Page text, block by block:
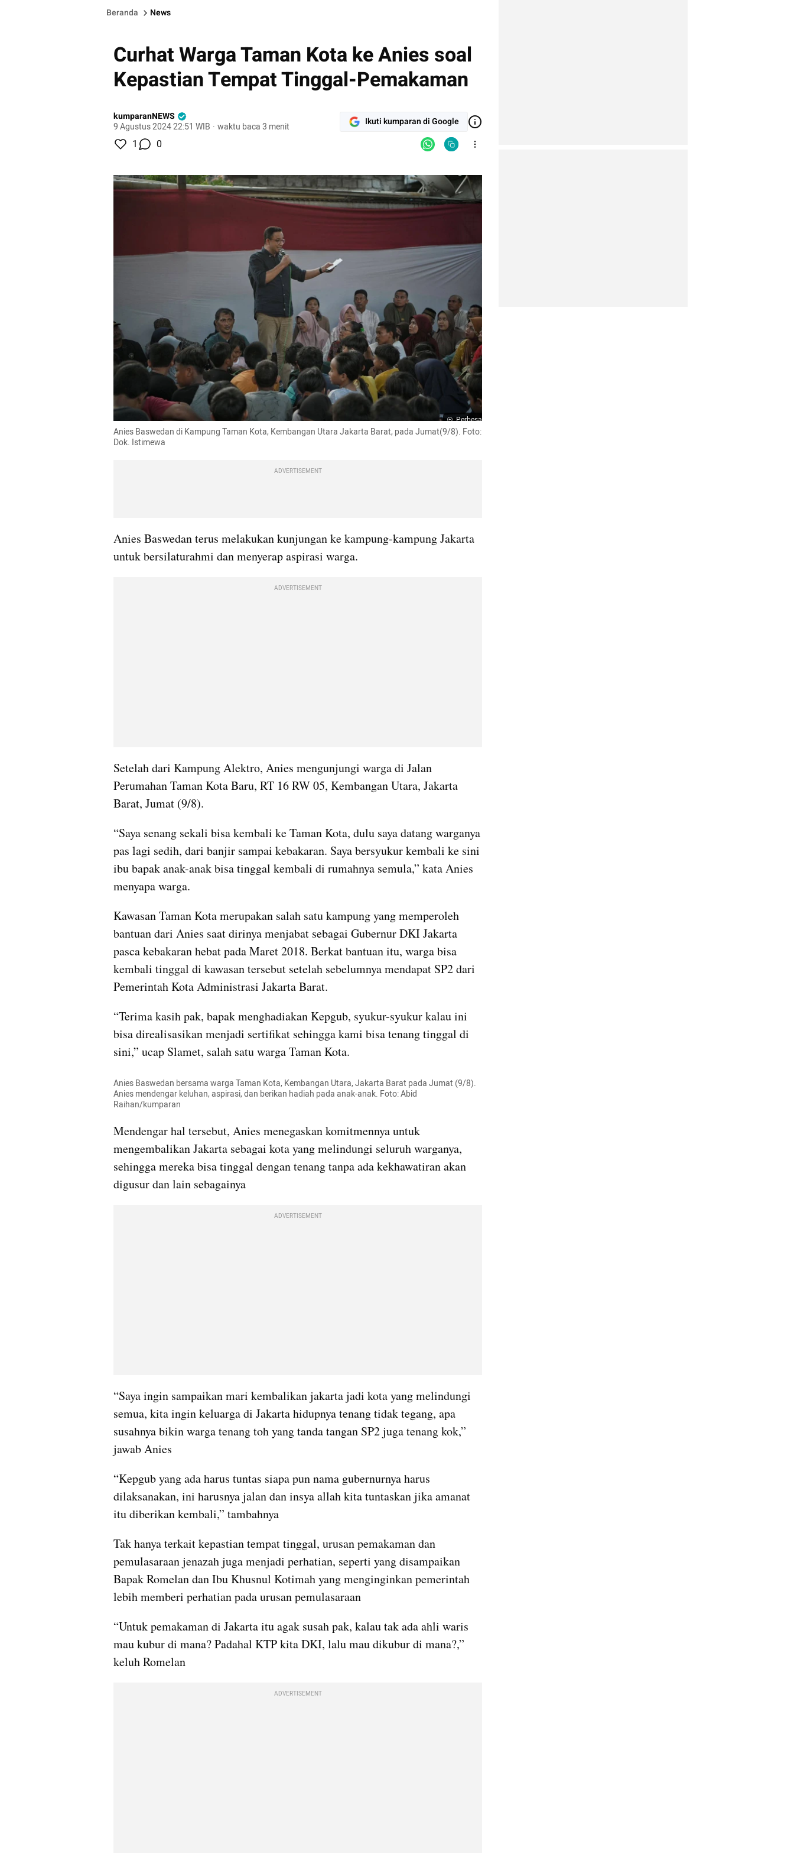
Beranda News
Curhat Warga Taman Kota ke Anies soal
Kepastian Tempat Tinggal-Pemakaman
kumparanNEWS
9 Agustus 2024 22:51 WIB · waktu baca 3 menit Ikuti kumparan di Google
1 0
Perbesar
Anies Baswedan di Kampung Taman Kota, Kembangan Utara Jakarta Barat, pada Jumat(9/8). Foto:
Dok. Istimewa
ADVERTISEMENT
Anies Baswedan terus melakukan kunjungan ke kampung-kampung Jakarta
untuk bersilaturahmi dan menyerap aspirasi warga.
ADVERTISEMENT
Setelah dari Kampung Alektro, Anies mengunjungi warga di Jalan
Perumahan Taman Kota Baru, RT 16 RW 05, Kembangan Utara, Jakarta
Barat, Jumat (9/8).
“Saya senang sekali bisa kembali ke Taman Kota, dulu saya datang warganya
pas lagi sedih, dari banjir sampai kebakaran. Saya bersyukur kembali ke sini
ibu bapak anak-anak bisa tinggal kembali di rumahnya semula,” kata Anies
menyapa warga.
Kawasan Taman Kota merupakan salah satu kampung yang memperoleh
bantuan dari Anies saat dirinya menjabat sebagai Gubernur DKI Jakarta
pasca kebakaran hebat pada Maret 2018. Berkat bantuan itu, warga bisa
kembali tinggal di kawasan tersebut setelah sebelumnya mendapat SP2 dari
Pemerintah Kota Administrasi Jakarta Barat.
“Terima kasih pak, bapak menghadiakan Kepgub, syukur-syukur kalau ini
bisa direalisasikan menjadi sertifikat sehingga kami bisa tenang tinggal di
sini,” ucap Slamet, salah satu warga Taman Kota.
Anies Baswedan bersama warga Taman Kota, Kembangan Utara, Jakarta Barat pada Jumat (9/8).
Anies mendengar keluhan, aspirasi, dan berikan hadiah pada anak-anak. Foto: Abid
Raihan/kumparan
Mendengar hal tersebut, Anies menegaskan komitmennya untuk
mengembalikan Jakarta sebagai kota yang melindungi seluruh warganya,
sehingga mereka bisa tinggal dengan tenang tanpa ada kekhawatiran akan
digusur dan lain sebagainya
ADVERTISEMENT
“Saya ingin sampaikan mari kembalikan jakarta jadi kota yang melindungi
semua, kita ingin keluarga di Jakarta hidupnya tenang tidak tegang, apa
susahnya bikin warga tenang toh yang tanda tangan SP2 juga tenang kok,”
jawab Anies
“Kepgub yang ada harus tuntas siapa pun nama gubernurnya harus
dilaksanakan, ini harusnya jalan dan insya allah kita tuntaskan jika amanat
itu diberikan kembali,” tambahnya
Tak hanya terkait kepastian tempat tinggal, urusan pemakaman dan
pemulasaraan jenazah juga menjadi perhatian, seperti yang disampaikan
Bapak Romelan dan Ibu Khusnul Kotimah yang menginginkan pemerintah
lebih memberi perhatian pada urusan pemulasaraan
“Untuk pemakaman di Jakarta itu agak susah pak, kalau tak ada ahli waris
mau kubur di mana? Padahal KTP kita DKI, lalu mau dikubur di mana?,”
keluh Romelan
ADVERTISEMENT